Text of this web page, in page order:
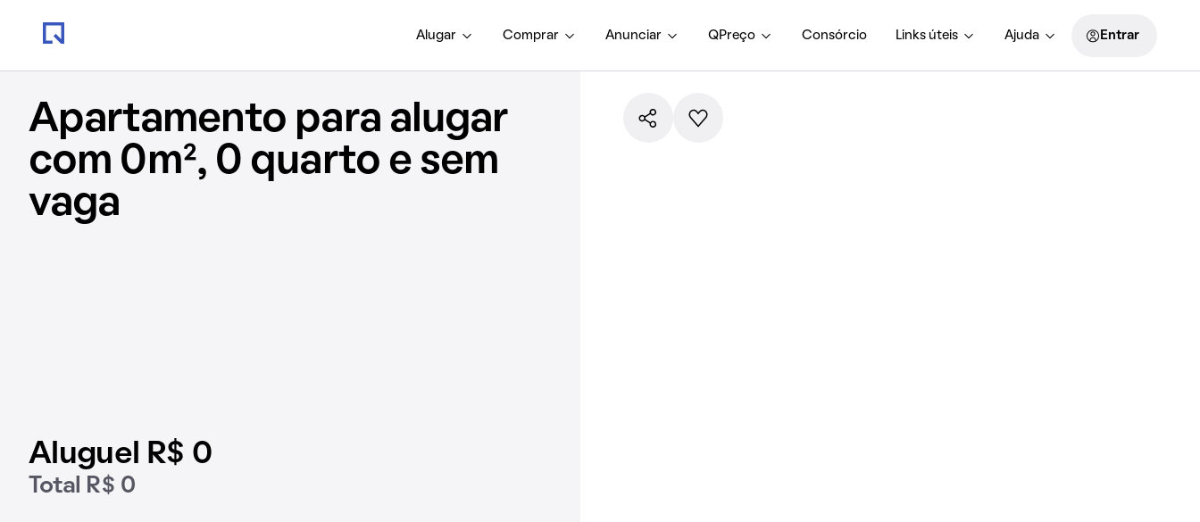
Alugar Comprar Anunciar QPreço Consórcio Links úteis Ajuda Entrar
Apartamento para alugar
com 0m², 0 quarto e sem
vaga
Aluguel R$ 0
Total R$ 0